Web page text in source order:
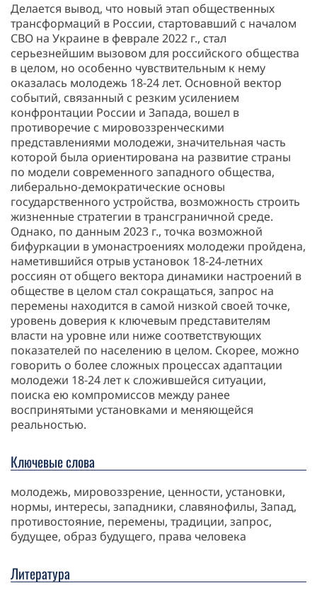
Делается вывод, что новый этап общественных
трансформаций в России, стартовавший с началом
СВО на Украине в феврале 2022 г., стал
серьезнейшим вызовом для российского общества
в целом, но особенно чувствительным к нему
оказалась молодежь 18-24 лет. Основной вектор
событий, связанный с резким усилением
конфронтации России и Запада, вошел в
противоречие с мировоззренческими
представлениями молодежи, значительная часть
которой была ориентирована на развитие страны
по модели современного западного общества,
либерально-демократические основы
государственного устройства, возможность строить
жизненные стратегии в трансграничной среде.
Однако, по данным 2023 г., точка возможной
бифуркации в умонастроениях молодежи пройдена,
наметившийся отрыв установок 18-24-летних
россиян от общего вектора динамики настроений в
обществе в целом стал сокращаться, запрос на
перемены находится в самой низкой своей точке,
уровень доверия к ключевым представителям
власти на уровне или ниже соответствующих
показателей по населению в целом. Скорее, можно
говорить о более сложных процессах адаптации
молодежи 18-24 лет к сложившейся ситуации,
поиска ею компромиссов между ранее
воспринятыми установками и меняющейся
реальностью.
Ключевые слова
молодежь, мировоззрение, ценности, установки,
нормы, интересы, западники, славянофилы, Запад,
противостояние, перемены, традиции, запрос,
будущее, образ будущего, права человека
Литература